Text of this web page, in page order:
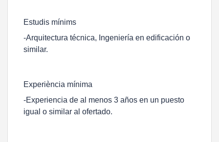
Estudis mínims
-Arquitectura técnica, Ingeniería en edificación o
similar.
Experiència mínima
-Experiencia de al menos 3 años en un puesto
igual o similar al ofertado.